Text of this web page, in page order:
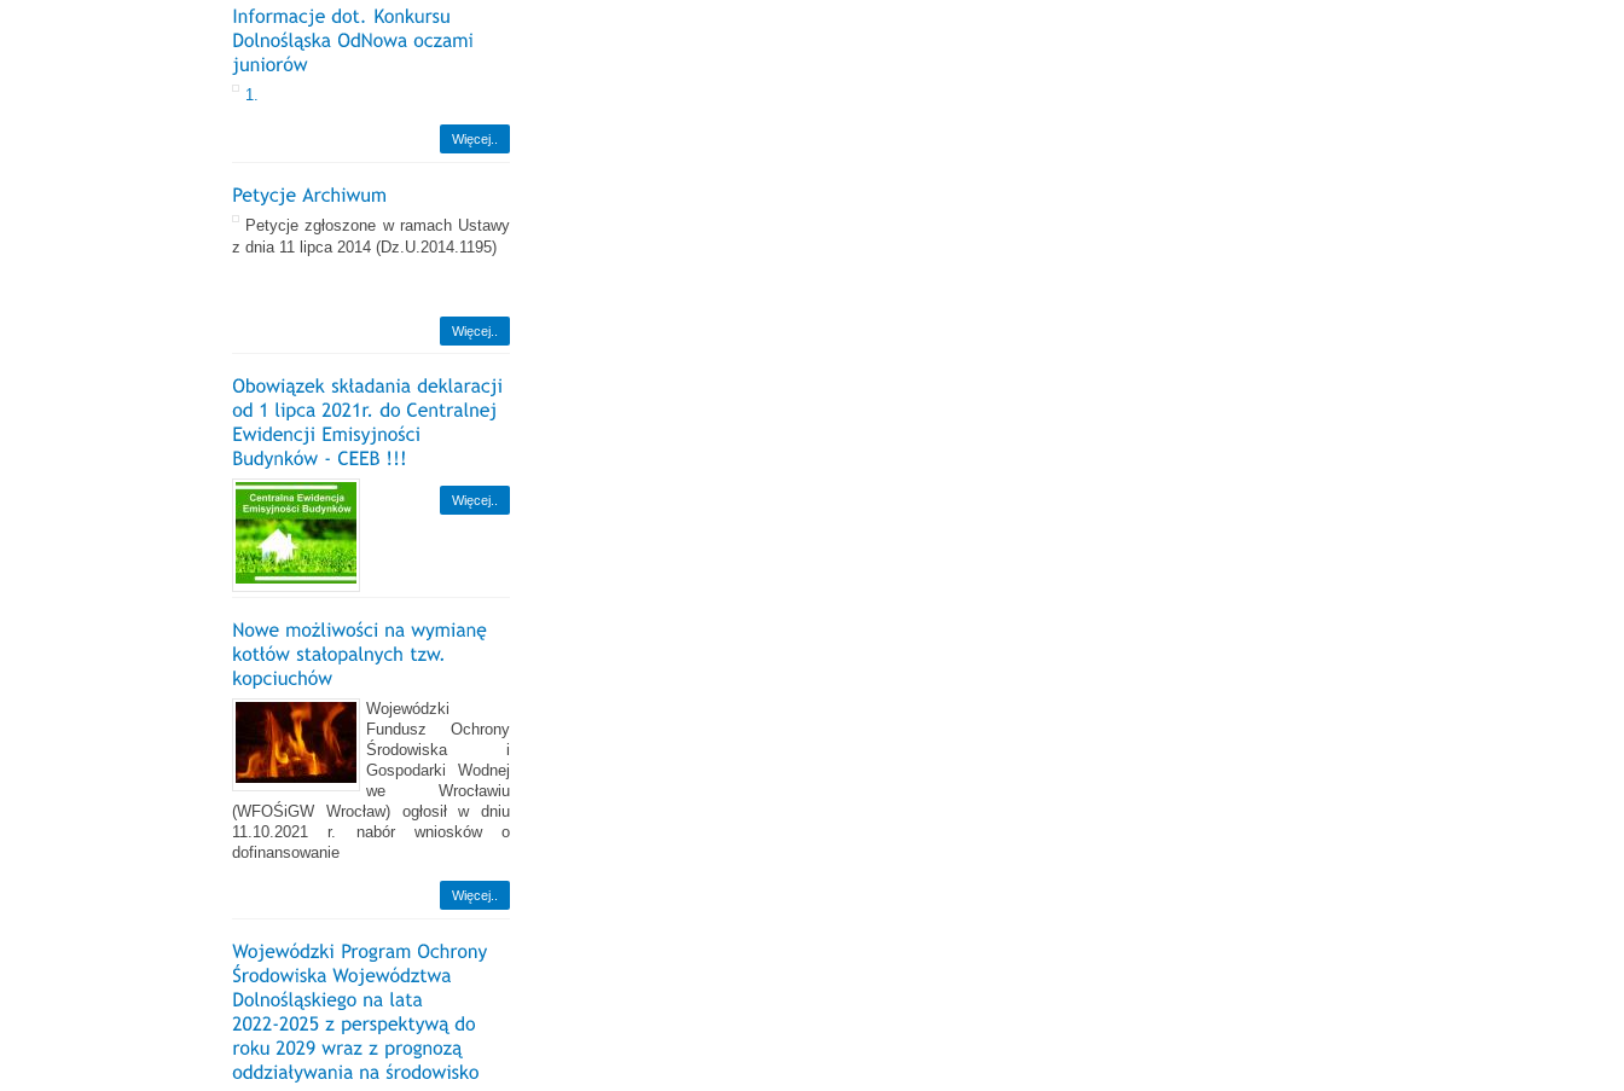
1.
Więcej..
Petycje zgłoszone w ramach Ustawy
z dnia 11 lipca 2014 (Dz.U.2014.1195)
Więcej..
Więcej..
Wojewódzki
Fundusz Ochrony
Środowiska i
Gospodarki Wodnej
we Wrocławiu
(WFOŚiGW Wrocław) ogłosił w dniu
11.10.2021 r. nabór wniosków o
dofinansowanie
Więcej..